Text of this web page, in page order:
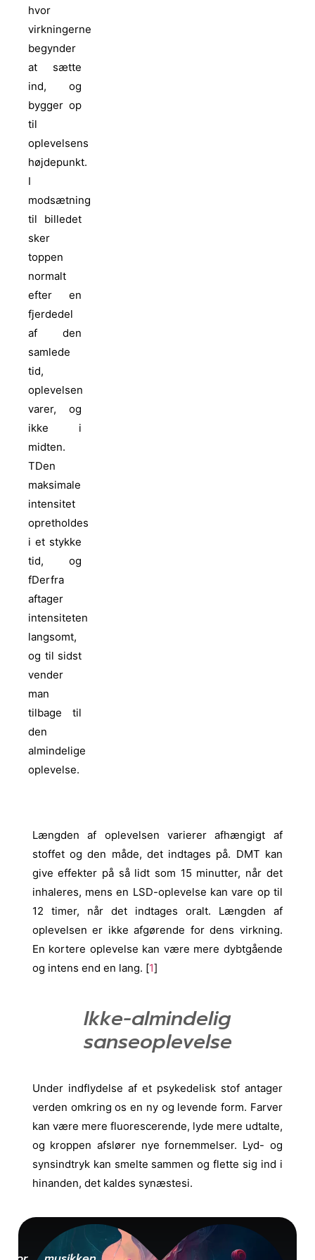
hvor
virkningerne
begynder
at sætte
ind, og
bygger op
til
oplevelsens
højdepunkt.
I
modsætning
til billedet
sker
toppen
normalt
efter en
fjerdedel
af den
samlede
tid,
oplevelsen
varer, og
ikke i
midten.
TDen
maksimale
intensitet
opretholdes
i et stykke
tid, og
fDerfra
aftager
intensiteten
langsomt,
og til sidst
vender
man
tilbage til
den
almindelige
oplevelse.
Længden af oplevelsen varierer afhængigt af
stoffet og den måde, det indtages på. DMT kan
give effekter på så lidt som 15 minutter, når det
inhaleres, mens en LSD-oplevelse kan vare op til
12 timer, når det indtages oralt. Længden af
oplevelsen er ikke afgørende for dens virkning.
En kortere oplevelse kan være mere dybtgående
og intens end en lang. [1]
Ikke-almindelig
sanseoplevelse
Under indflydelse af et psykedelisk stof antager
verden omkring os en ny og levende form. Farver
kan være mere fluorescerende, lyde mere udtalte,
og kroppen afslører nye fornemmelser. Lyd- og
synsindtryk kan smelte sammen og flette sig ind i
hinanden, det kaldes synæstesi.